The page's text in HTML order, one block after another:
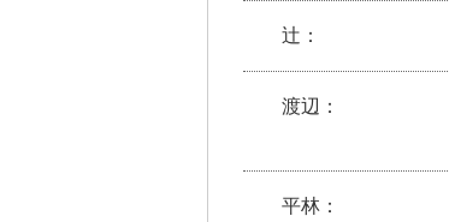
辻：
渡辺：
平林：